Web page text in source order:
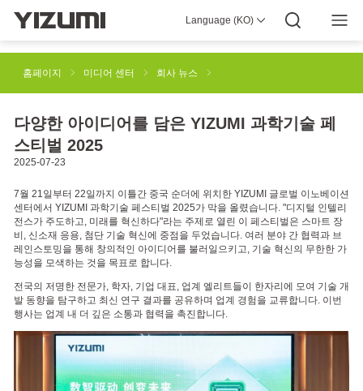
Language (KO)
딕소몰딩 머신 로봇 자동화 솔루션 스마트 제조
회사 정보 이즈미 글로벌
글로벌 지식
미디어 센터
투자자 정보
다운로드
홈페이지
미디어 센터 회사 뉴스
다양한 아이디어를 담은 YIZUMI 과학기술 페
스티벌 2025
2025-07-23
7월 21일부터 22일까지 이틀간 중국 순더에 위치한 YIZUMI 글로벌 이노베이션
센터에서 YIZUMI 과학기술 페스티벌 2025가 막을 올렸습니다. "디지털 인텔리
전스가 주도하고, 미래를 혁신하다"라는 주제로 열린 이 페스티벌은 스마트 장
비, 신소재 응용, 첨단 기술 혁신에 중점을 두었습니다. 여러 분야 간 협력과 브
레인스토밍을 통해 창의적인 아이디어를 불러일으키고, 기술 혁신의 무한한 가
능성을 모색하는 것을 목표로 합니다.
전국의 저명한 전문가, 학자, 기업 대표, 업계 엘리트들이 한자리에 모여 기술 개
발 동향을 탐구하고 최신 연구 결과를 공유하며 업계 경험을 교류합니다. 이번
행사는 업계 내 더 깊은 소통과 협력을 촉진합니다.